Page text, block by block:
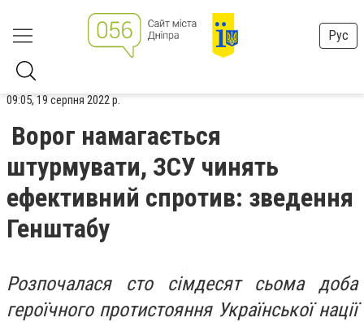
Рус
09:05, 19 серпня 2022 р.
Ворог намагається
штурмувати, ЗСУ чинять
ефективний спротив: зведення
Генштабу
Розпочалася сто сімдесят сьома доба
героїчного протистояння Української нації